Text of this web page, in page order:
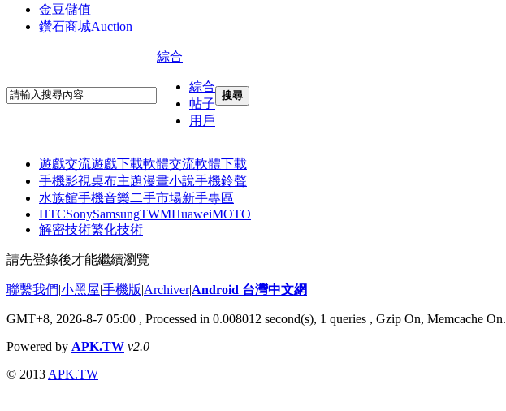
金豆儲值
鑽石商城Auction
綜合
綜合
帖子
用戶
搜尋
遊戲交流遊戲下載軟體交流軟體下載
手機影視桌布主題漫畫小說手機鈴聲
水族館手機音樂二手市場新手專區
HTCSonySamsungTWMHuaweiMOTO
解密技術繁化技術
請先登錄後才能繼續瀏覽
聯繫我們|小黑屋|手機版|Archiver|Android 台灣中文網
GMT+8, 2026-8-7 05:00 , Processed in 0.008012 second(s), 1 queries , Gzip On, Memcache On.
Powered by APK.TW v2.0
© 2013 APK.TW